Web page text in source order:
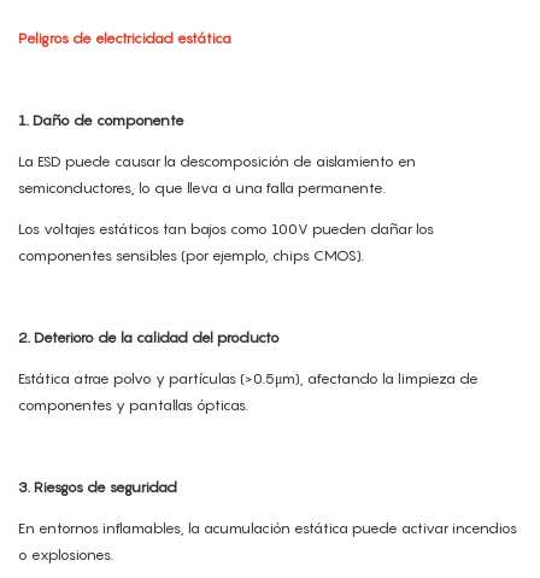
Peligros de electricidad estática
1. Daño de componente
La ESD puede causar la descomposición de aislamiento en
semiconductores, lo que lleva a una falla permanente.
Los voltajes estáticos tan bajos como 100V pueden dañar los
componentes sensibles (por ejemplo, chips CMOS).
2. Deterioro de la calidad del producto
Estática atrae polvo y partículas (>0.5μm), afectando la limpieza de
componentes y pantallas ópticas.
3. Riesgos de seguridad
En entornos inflamables, la acumulación estática puede activar incendios
o explosiones.